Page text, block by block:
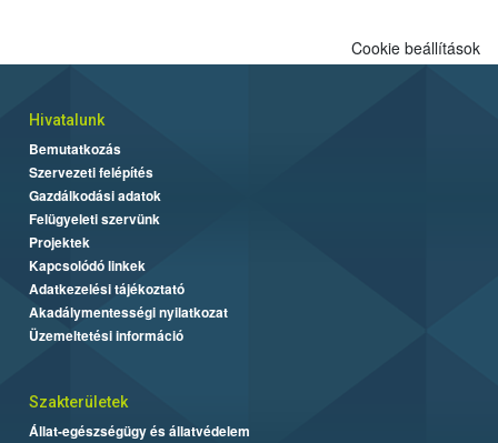
Cookie beállítások
Hivatalunk
Bemutatkozás
Szervezeti felépítés
Gazdálkodási adatok
Felügyeleti szervünk
Projektek
Kapcsolódó linkek
Adatkezelési tájékoztató
Akadálymentességi nyilatkozat
Üzemeltetési információ
Szakterületek
Állat-egészségügy és állatvédelem